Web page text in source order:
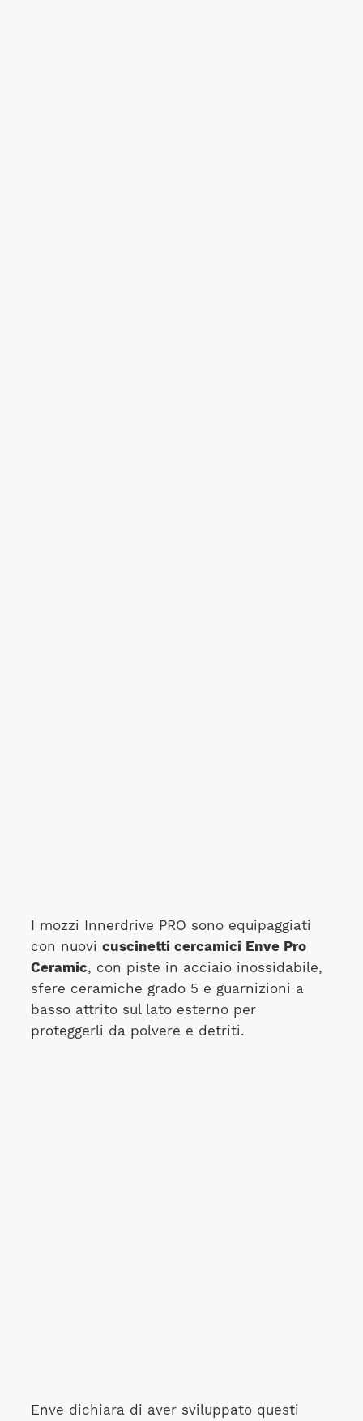
I mozzi Innerdrive PRO sono equipaggiati
con nuovi cuscinetti cercamici Enve Pro
Ceramic, con piste in acciaio inossidabile,
sfere ceramiche grado 5 e guarnizioni a
basso attrito sul lato esterno per
proteggerli da polvere e detriti.
Enve dichiara di aver sviluppato questi